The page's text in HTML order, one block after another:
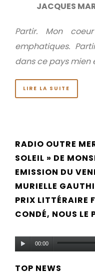
JACQUES
Partir. Mon
emphatiques.
dans ce pays mien
LIRE LA SUITE
RADIO OUTRE
SOLEIL » DE
EMISSION DU
MURIELLE
PRIX LITTÉRAIRE
CONDÉ, NOUS LE
Lecteur00:00
TOP NEWS